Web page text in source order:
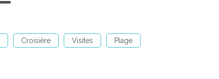
Croisière Visites Plage